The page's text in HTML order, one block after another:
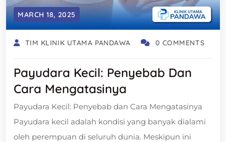
MARCH 18, 2025
TIM KLINIK UTAMA PANDAWA 0 COMMENTS
Payudara Kecil: Penyebab Dan
Cara Mengatasinya
Payudara Kecil: Penyebab dan Cara Mengatasinya
Payudara kecil adalah kondisi yang banyak dialami
oleh perempuan di seluruh dunia. Meskipun ini